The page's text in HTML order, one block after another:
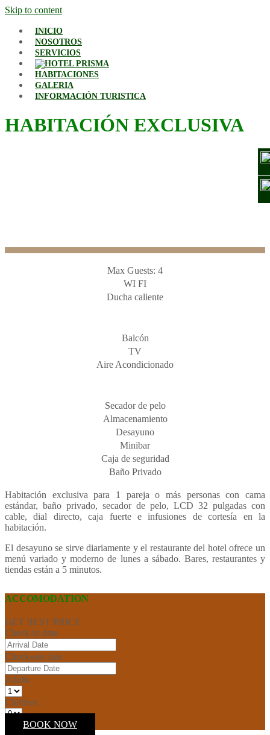
Skip to content
INICIO
NOSOTROS
SERVICIOS
HABITACIONES
GALERIA
INFORMACIÓN TURISTICA
HABITACIÓN EXCLUSIVA
Max Guests: 4
WI FI
Ducha caliente
Balcón
TV
Aire Acondicionado
Secador de pelo
Almacenamiento
Desayuno
Minibar
Caja de seguridad
Baño Privado
Habitación exclusiva para 1 pareja o más personas con cama
estándar, baño privado, secador de pelo, LCD 32 pulgadas con
cable, dial directo, caja fuerte e infusiones de cortesía en la
habitación.
El desayuno se sirve diariamente y el restaurante del hotel ofrece un
menú variado y moderno de lunes a sábado. Bares, restaurantes y
tiendas están a 5 minutos.
ACCOMODATION
GET BEST PRICE
Check-in date
Check-out date
Adults
Children
BOOK NOW